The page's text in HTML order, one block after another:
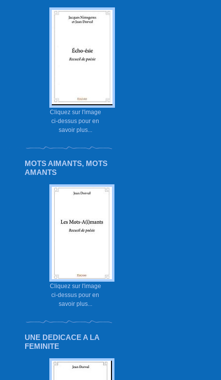
Cliquez sur l'image
ci-dessus pour en
savoir plus...
MOTS AIMANTS, MOTS
AMANTS
Cliquez sur l'image
ci-dessus pour en
savoir plus...
UNE DEDICACE A LA
FEMINITE